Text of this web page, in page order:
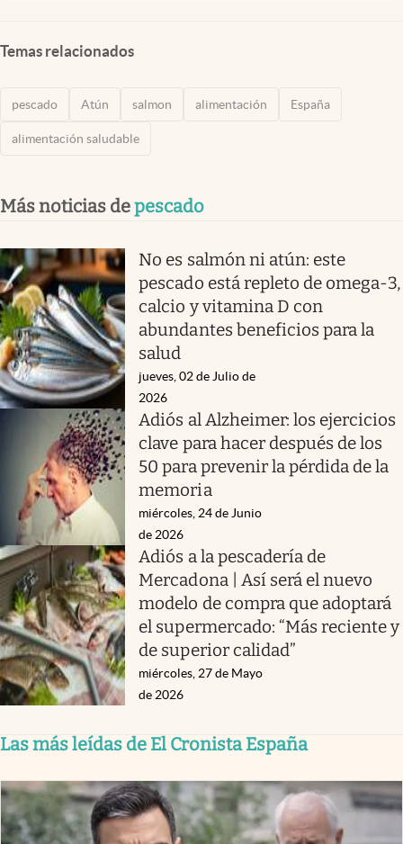
Temas relacionados
pescado Atún salmon alimentación España
alimentación saludable
Más noticias depescado
No es salmón ni atún: este
pescado está repleto de omega-3,
calcio y vitamina D con
abundantes beneficios para la
salud
jueves, 02 de Julio de
2026
Adiós al Alzheimer: los ejercicios
clave para hacer después de los
50 para prevenir la pérdida de la
memoria
miércoles, 24 de Junio
de 2026
Adiós a la pescadería de
Mercadona | Así será el nuevo
modelo de compra que adoptará
el supermercado: “Más reciente y
de superior calidad”
miércoles, 27 de Mayo
de 2026
Las más leídas de El Cronista España